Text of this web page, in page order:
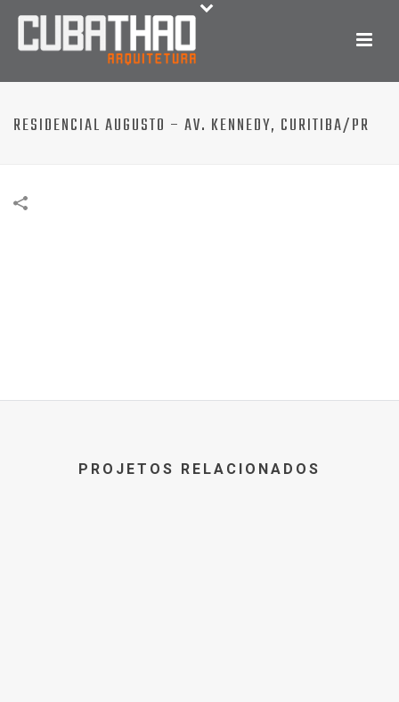
RESIDENCIAL AUGUSTO – AV. KENNEDY, CURITIBA/PR
PROJETOS RELACIONADOS